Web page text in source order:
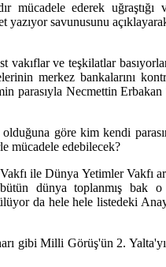
mücadele ederek uğraştığı
savunusunu
vakıflar ve teşkilatlar
merkez bankalarını
parasıyla Necmettin
göre kim kendi
mücadele edebilecek?
ile Dünya Yetimler Vakfı
dünya toplanmış bak
da hele hele listedeki
gibi Milli Görüş'ün 2.